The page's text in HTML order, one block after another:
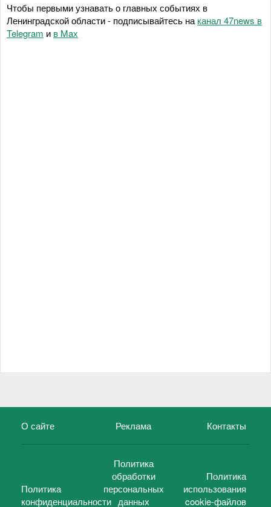
Чтобы первыми узнавать о главных событиях в
Ленинградской области - подписывайтесь на канал 47news в
Telegram и в Maх
О сайте Реклама Контакты
Политика
конфиденциальности
Политика
обработки
персональных
данных
Политика
использования
cookie-файлов